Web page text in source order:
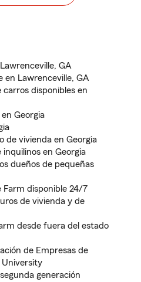
GA
en Lawrenceville, GA
disponibles en
Georgia
de vivienda en Georgia
en Georgia
dueños de pequeñas
Farm disponible 24/7
de vivienda y de
desde fuera del estado
de Empresas de
University
generación